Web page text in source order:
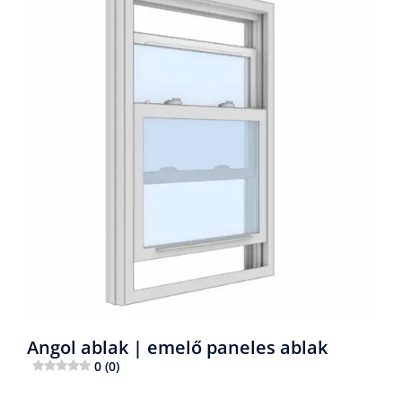
Angol ablak | emelő paneles ablak
0 (0)